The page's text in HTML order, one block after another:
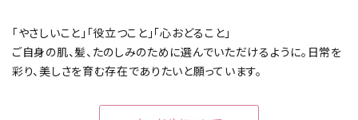
「やさしいこと」「役立つこと」「心おどること」
ご自身の肌、髪、たのしみのために選んでいただけるように。 日常を
彩り、美しさを育む存在でありたいと願っています。